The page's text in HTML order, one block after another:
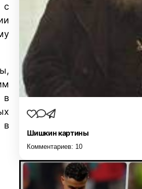
с
в
в
Шишкин картины
Комментариев: 10